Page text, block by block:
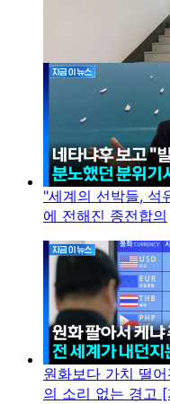
"세계의 선박들, 석
에 전해진 종전합의
원화보다 가치 떨
의 소리 없는 경고